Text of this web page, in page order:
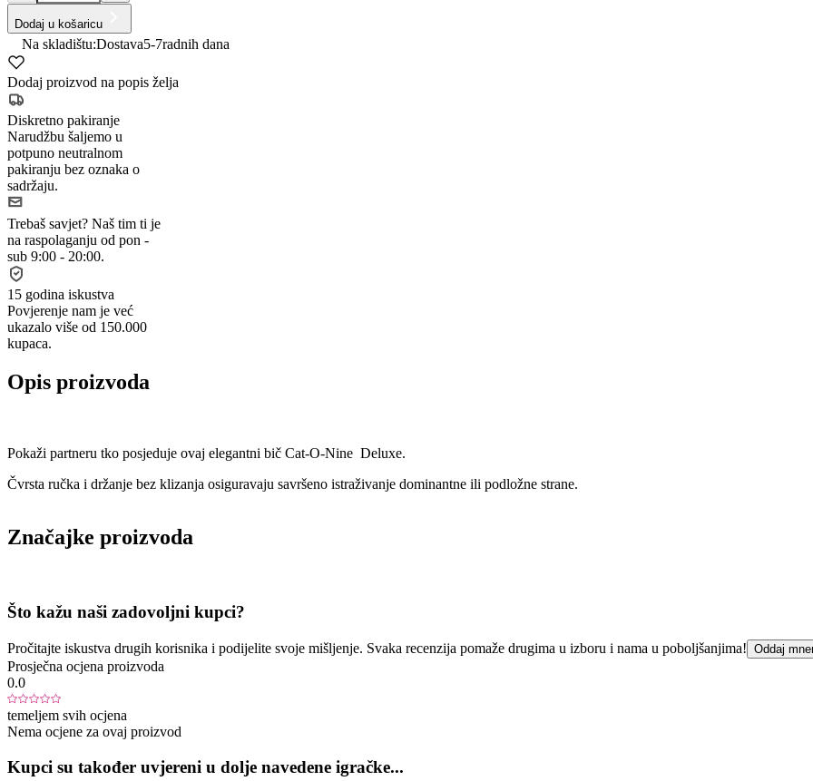
Dodaj u košaricu
Na skladištu:Dostava5-7radnih dana
Dodaj proizvod na popis želja
Diskretno pakiranje
Narudžbu šaljemo u
potpuno neutralnom
pakiranju bez oznaka o
sadržaju.
Trebaš savjet? Naš tim ti je
na raspolaganju od pon -
sub 9:00 - 20:00.
15 godina iskustva
Povjerenje nam je već
ukazalo više od 150.000
kupaca.
Opis proizvoda
Pokaži partneru tko posjeduje ovaj elegantni bič Cat-O-Nine Deluxe.
Čvrsta ručka i držanje bez klizanja osiguravaju savršeno istraživanje dominantne ili podložne strane.
Značajke proizvoda
Što kažu naši zadovoljni kupci?
Pročitajte iskustva drugih korisnika i podijelite svoje mišljenje. Svaka recenzija pomaže drugima u izboru i nama u poboljšanjima! Oddaj
Prosječna ocjena proizvoda
0.0
temeljem svih ocjena
Nema ocjene za ovaj proizvod
Kupci su također uvjereni u dolje navedene igračke...